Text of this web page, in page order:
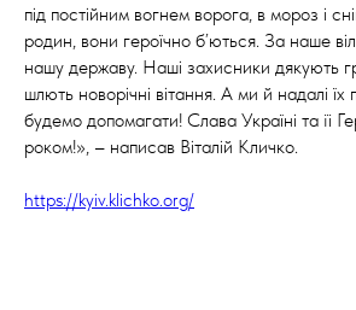
під постійним вогнем ворога, в мороз і
родин, вони героїчно б’ються. За наше
нашу державу. Наші захисники дякують
шлють новорічні вітання. А ми й надалі
будемо допомагати! Слава Україні та її
роком!», – написав Віталій Кличко.
https://kyiv.klichko.org/